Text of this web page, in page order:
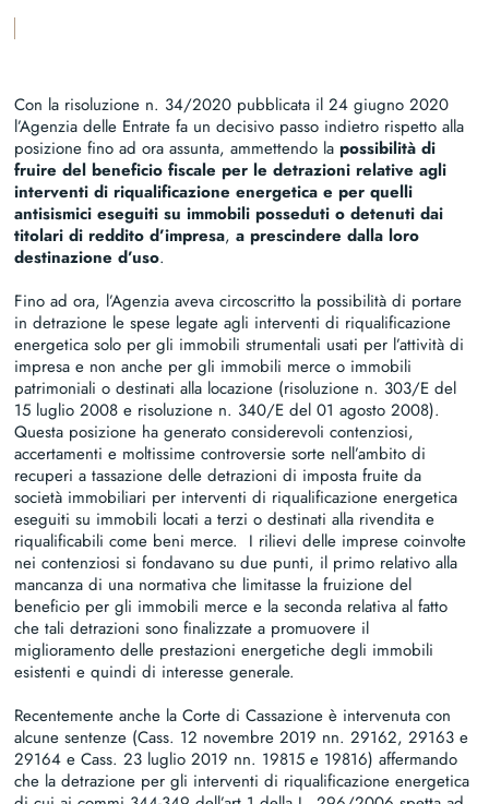
Con la risoluzione n. 34/2020 pubblicata il 24 giugno 2020
l’Agenzia delle Entrate fa un decisivo passo indietro rispetto alla
posizione fino ad ora assunta, ammettendo lapossibilità di
fruire del beneficio fiscale per le detrazioni relative agli
interventi di riqualificazione energetica e per quelli
antisismici eseguiti su immobili posseduti o detenuti dai
titolari di reddito d’impresa,a prescindere dalla loro
destinazione d’uso.
Fino ad ora, l’Agenzia aveva circoscritto la possibilità di portare
in detrazione le spese legate agli interventi di riqualificazione
energetica solo per gli immobili strumentali usati per l’attività di
impresa e non anche per gli immobili merce o immobili
patrimoniali o destinati alla locazione (risoluzione n. 303/E del
15 luglio 2008 e risoluzione n. 340/E del 01 agosto 2008).
Questa posizione ha generato considerevoli contenziosi,
accertamenti e moltissime controversie sorte nell’ambito di
recuperi a tassazione delle detrazioni di imposta fruite da
società immobiliari per interventi di riqualificazione energetica
eseguiti su immobili locati a terzi o destinati alla rivendita e
riqualificabili come beni merce. I rilievi delle imprese coinvolte
nei contenziosi si fondavano su due punti, il primo relativo alla
mancanza di una normativa che limitasse la fruizione del
beneficio per gli immobili merce e la seconda relativa al fatto
che tali detrazioni sono finalizzate a promuovere il
miglioramento delle prestazioni energetiche degli immobili
esistenti e quindi di interesse generale.
Recentemente anche la Corte di Cassazione è intervenuta con
alcune sentenze (Cass. 12 novembre 2019 nn. 29162, 29163 e
29164 e Cass. 23 luglio 2019 nn. 19815 e 19816) affermando
che la detrazione per gli interventi di riqualificazione energetica